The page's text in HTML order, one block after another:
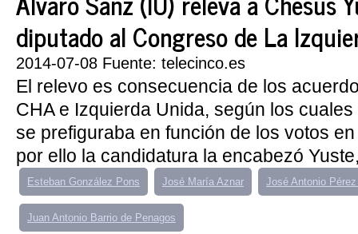
diputado al Congreso de La
2014-07-08 Fuente: telecinco.es
El relevo es consecuencia de los
CHA e Izquierda Unida, según los
se prefiguraba en función de los votos
por ello la candidatura la encabezó
Esteban González Pons José María Aznar José Antonio
Juan Antonio Barrio de Penagos